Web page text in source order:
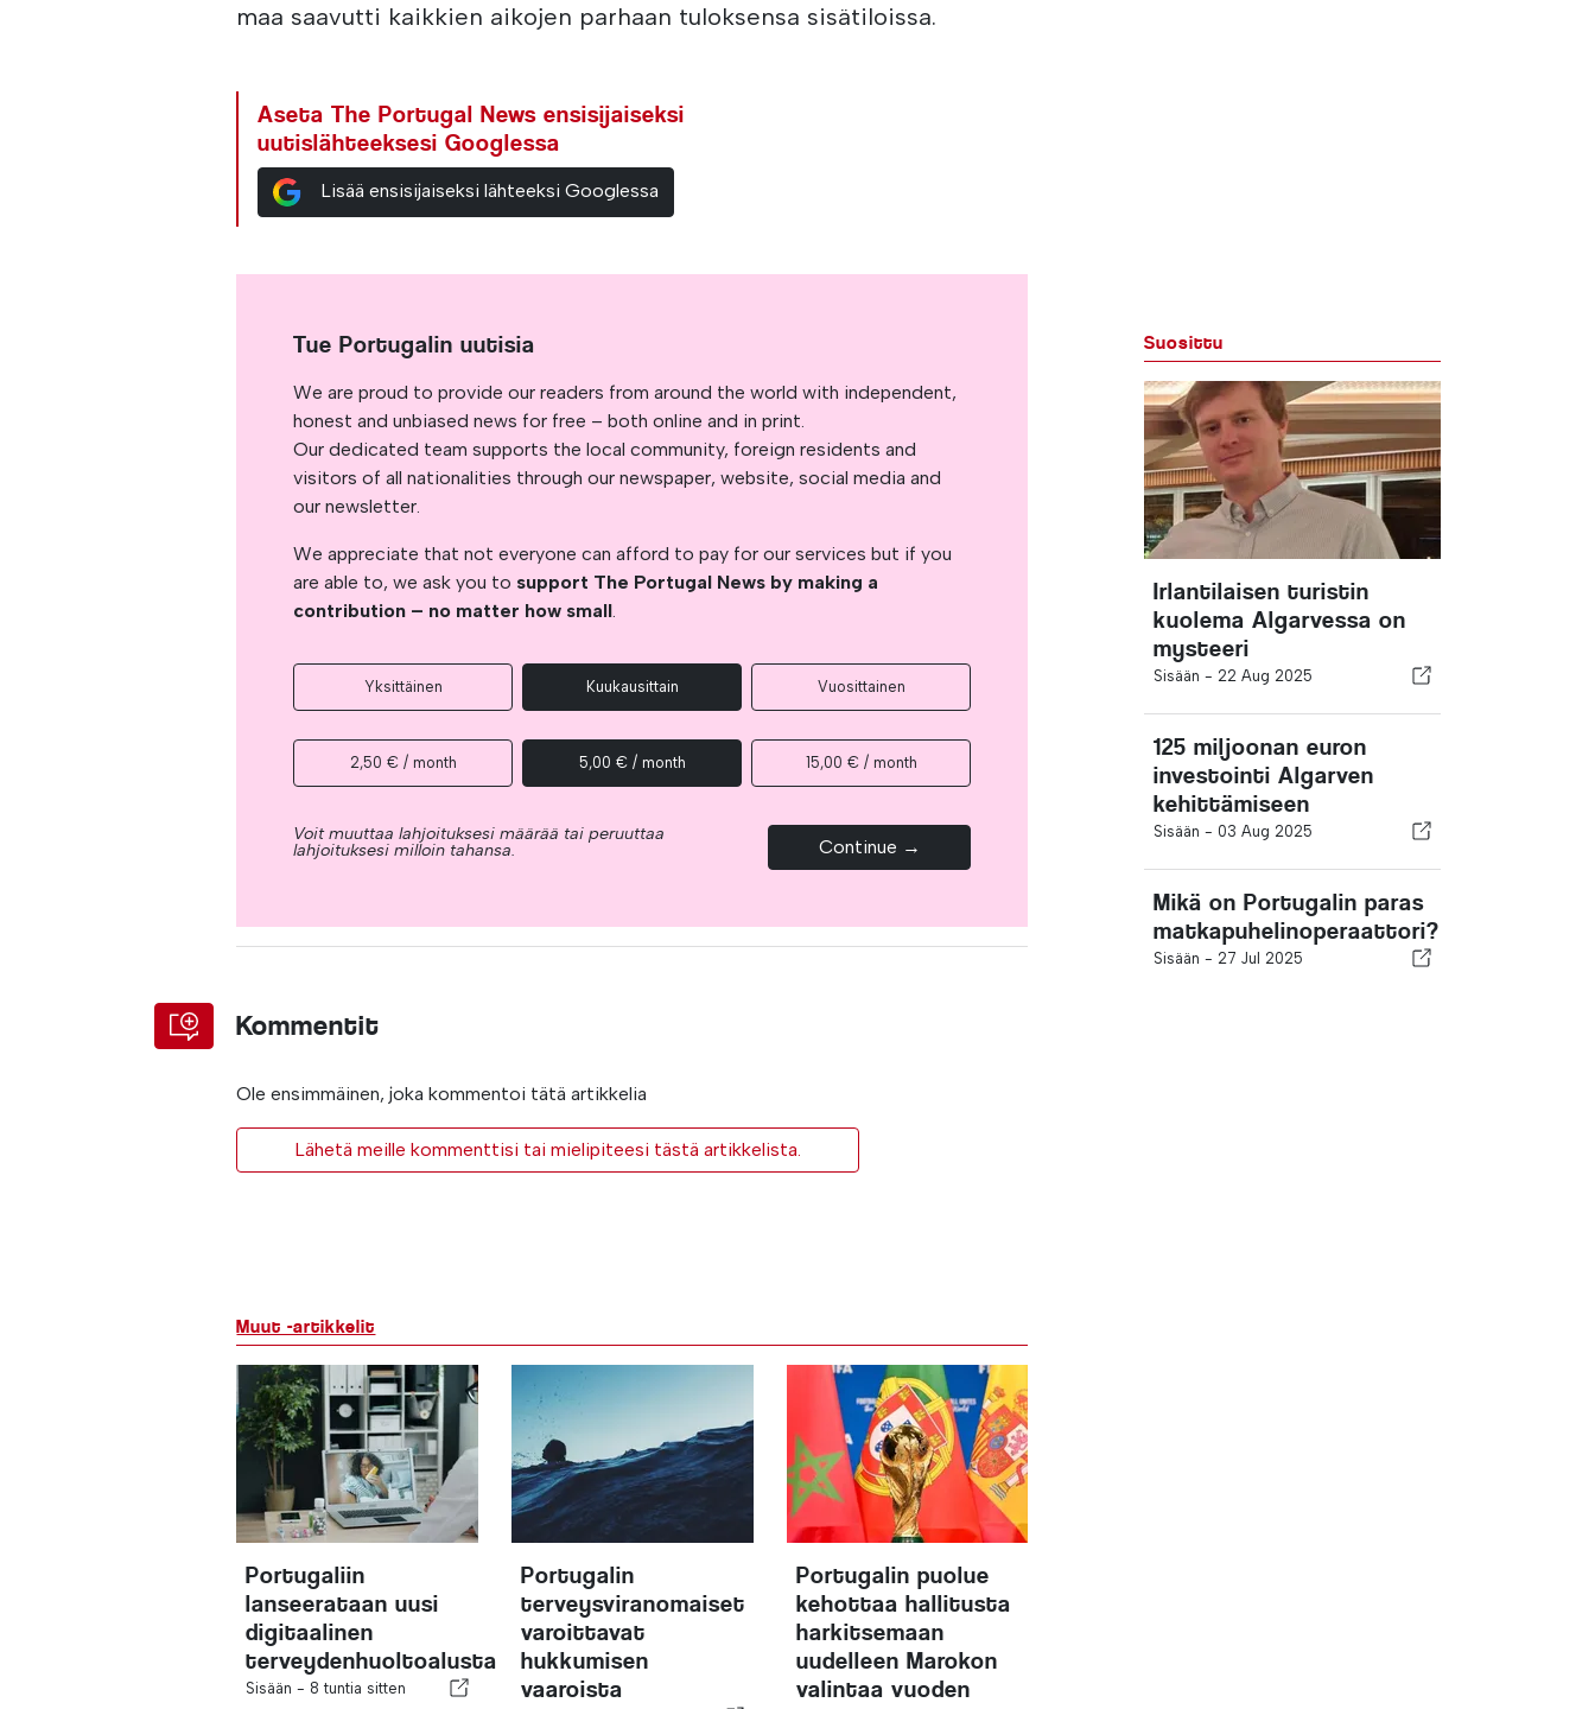
maa saavutti kaikkien aikojen parhaan tuloksensa sisätiloissa.
Aseta The Portugal News ensisijaiseksi
uutislähteeksesi Googlessa
Lisää ensisijaiseksi lähteeksi Googlessa
Tue Portugalin uutisia
We are proud to provide our readers from around the world with independent,
honest and unbiased news for free – both online and in print.
Our dedicated team supports the local community, foreign residents and
visitors of all nationalities through our newspaper, website, social media and
our newsletter.
We appreciate that not everyone can afford to pay for our services but if you
are able to, we ask you to support The Portugal News by making a
contribution – no matter how small.
Yksittäinen Kuukausittain Vuosittainen
2,50 € / month 5,00 € / month 15,00 € / month
Voit muuttaa lahjoituksesi määrää tai peruuttaa
lahjoituksesi milloin tahansa. Continue →
Kommentit
Ole ensimmäinen, joka kommentoi tätä artikkelia
Lähetä meille kommenttisi tai mielipiteesi tästä artikkelista.
Suosittu
Irlantilaisen turistin
kuolema Algarvessa on
mysteeri
Sisään - 22 Aug 2025
125 miljoonan euron
investointi Algarven
kehittämiseen
Sisään - 03 Aug 2025
Mikä on Portugalin paras
matkapuhelinoperaattori?
Sisään - 27 Jul 2025
Muut -artikkelit
Portugaliin
lanseerataan uusi
digitaalinen
terveydenhuoltoalusta
Sisään - 8 tuntia sitten
Portugalin
terveysviranomaiset
varoittavat
hukkumisen
vaaroista
Portugalin puolue
kehottaa hallitusta
harkitsemaan
uudelleen Marokon
valintaa vuoden